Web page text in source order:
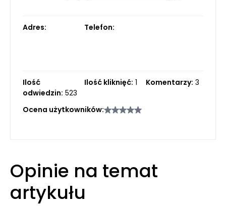
Adres: Telefon:
Ilość
odwiedzin: 523
Ilość kliknięć: 1 Komentarzy: 3
Ocena użytkowników:
Opinie na temat
artykułu